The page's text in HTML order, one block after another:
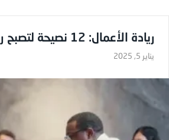
ريادة الأعمال: 12 نصيحة لتصبح رائد أعمال ناجح
يناير 5, 2025